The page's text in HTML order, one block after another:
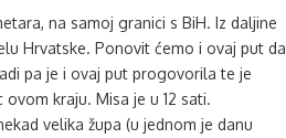
na samoj granici s BiH. Iz daljine
Hrvatske. Ponovit ćemo i ovaj put da
pa je i ovaj put progovorila te je
kraju. Misa je u 12 sati.
velika župa (u jednom je danu